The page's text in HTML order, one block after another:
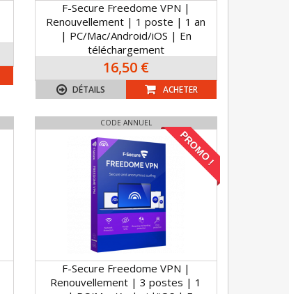
F-Secure Freedome VPN |
Renouvellement | 1 poste | 1 an
| PC/Mac/Android/iOS | En
téléchargement
16,50 €
DÉTAILS ACHETER
CODE ANNUEL
PROMO !
F-Secure Freedome VPN |
Renouvellement | 3 postes | 1